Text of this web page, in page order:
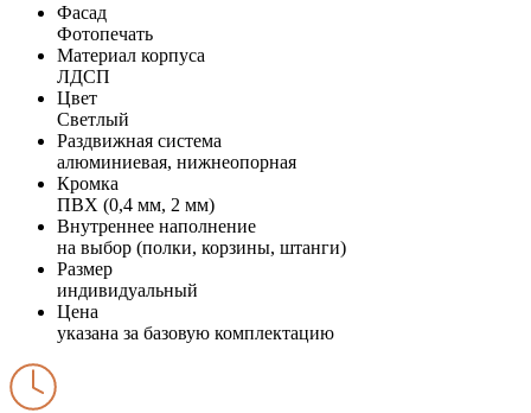
Фасад
Фотопечать
Материал корпуса
ЛДСП
Цвет
Светлый
Раздвижная система
алюминиевая, нижнеопорная
Кромка
ПВХ (0,4 мм, 2 мм)
Внутреннее наполнение
на выбор (полки, корзины, штанги)
Размер
индивидуальный
Цена
указана за базовую комплектацию